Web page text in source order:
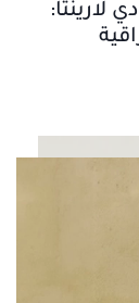
أوسكار دي لارينتا: